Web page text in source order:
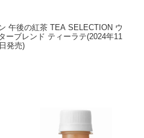
午後の紅茶 TEA SELECTION ウ
ーブレンド ティーラテ(2024年11
発売)